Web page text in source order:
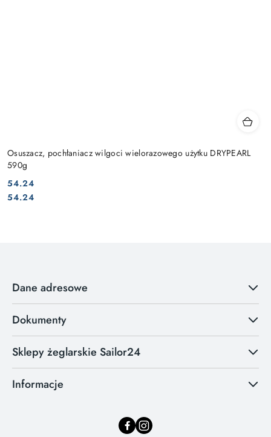
Osuszacz, pochłaniacz wilgoci wielorazowego użytku DRYPEARL
590g
Cena:
54.24
Cena:
54.24
Dane adresowe
Dokumenty
Sklepy żeglarskie Sailor24
Informacje